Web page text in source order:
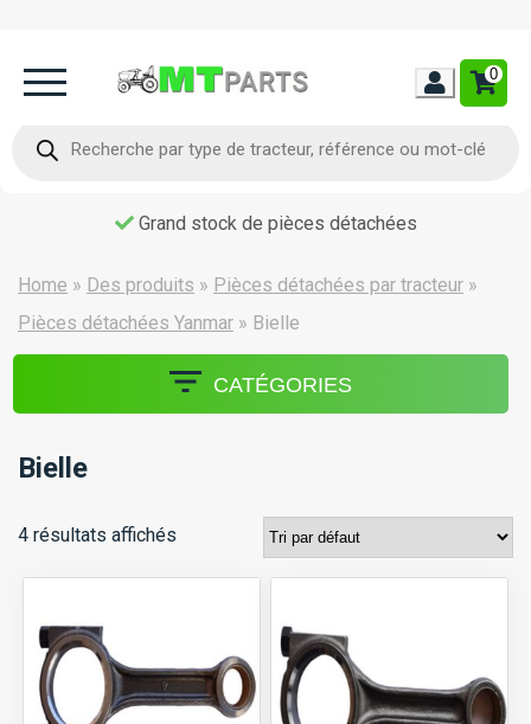
0
produits
Grand stock de pièces détachées
Home » Des produits » Pièces détachées par tracteur »
Pièces détachées Yanmar » Bielle
CATÉGORIES
Bielle
4 résultats affichés